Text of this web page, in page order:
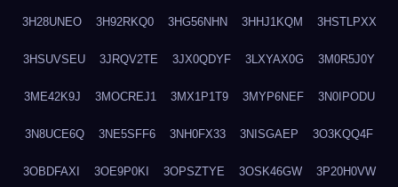
3H28UNEO 3H92RKQ0 3HG56NHN 3HHJ1KQM 3HSTLPXX
3HSUVSEU 3JRQV2TE 3JX0QDYF 3LXYAX0G 3M0R5J0Y
3ME42K9J 3MOCREJ1 3MX1P1T9 3MYP6NEF 3N0IPODU
3N8UCE6Q 3NE5SFF6 3NH0FX33 3NISGAEP 3O3KQQ4F
3OBDFAXI 3OE9P0KI 3OPSZTYE 3OSK46GW 3P20H0VW